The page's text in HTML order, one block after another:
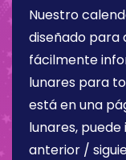
Nuestro
diseñado para
fácilmente
lunares para
está en una
lunares,
anterior /